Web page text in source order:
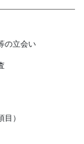
の立会い
）